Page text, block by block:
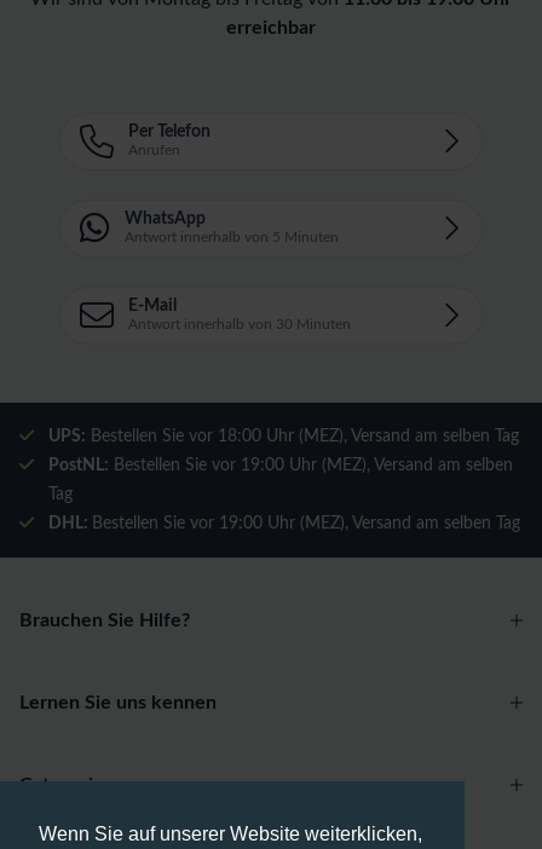
Wenn Sie auf unserer Website weiterklicken,
erreichbar
Per Telefon
Anrufen
WhatsApp
Antwort innerhalb von 5 Minuten
E-Mail
Antwort innerhalb von 30 Minuten
UPS: Bestellen Sie vor 18:00 Uhr (MEZ), Versand am selben Tag
PostNL: Bestellen Sie vor 19:00 Uhr (MEZ), Versand am selben
Tag
DHL: Bestellen Sie vor 19:00 Uhr (MEZ), Versand am selben Tag
Brauchen Sie Hilfe?
Lernen Sie uns kennen
Categories